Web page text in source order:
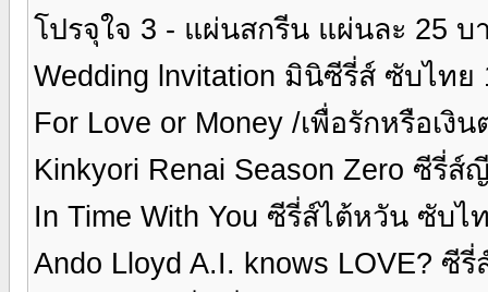
โปรจุใจ 3 - แผ่นสกรีน แผ่นละ 25 บ
Wedding lnvitation มินิซีรี่ส์ ซับไทย
For Love or Money /เพื่อรักหรือเงิ
Kinkyori Renai Season Zero ซีรี่
In Time With You ซีรี่ส์ไต้หวัน ซับไ
Ando Lloyd A.I. knows LOVE?